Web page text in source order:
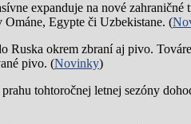
expanduje na nové
Ománe, Egypte či Uzbekistane. (
Ruska okrem zbraní aj pivo.
pivo. (Novinky)
prahu tohtoročnej letnej sezóny